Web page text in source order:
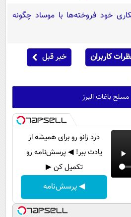
خود فروخته‌ها با موساد چگونه
کاربران خبر قبل
باغات البرز
درد زانو رو برای همیشه از
یادت ببر! ◀ پرسش‌نامه رو
تکمیل کن ▶
◀ پرسش‌نامه